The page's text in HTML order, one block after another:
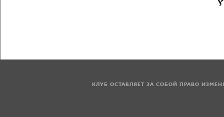
КЛУБ ОСТАВЛЯЕТ ЗА СОБОЙ ПРАВО